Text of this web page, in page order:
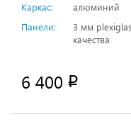
Каркас:
алюминий
Панели:
3 мм
качества
6 400 p